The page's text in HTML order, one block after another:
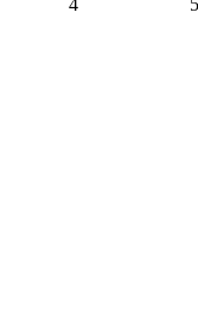
4
5